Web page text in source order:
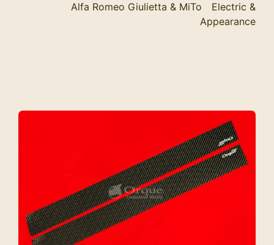
Alfa Romeo Giulietta & MiTo Electric &
Appearance